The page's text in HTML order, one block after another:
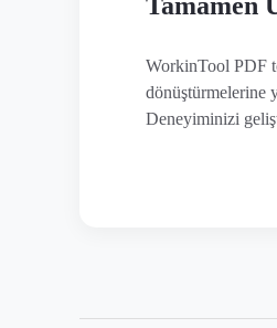
WorkinTool PDF
dönüştürmelerine
Deneyiminizi